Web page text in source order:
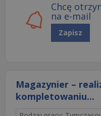
Chcę
na e-mail
Zapisz
Magazynier –
kompletowaniu...